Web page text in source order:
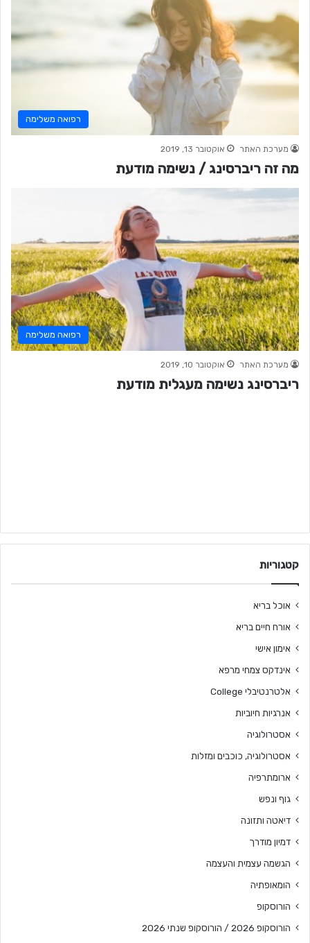
רפואה משלימה
מערכת האתר אוקטובר 13, 2019
מה זה ריברסינג / נשימה מודעת
רפואה משלימה
מערכת האתר אוקטובר 10, 2019
ריברסינג נשימה מעגלית מודעת
קטגוריות
אוכל בריא
אורח חיים בריא
אימון אישי
אינדקס צמחי מרפא
אלטרנטיבלי College
אנרגיות חיוביות
אסטרולוגיה
אסטרולוגיה, כוכבים ומזלות
ארומתרפיה
גוף ונפש
דיאטה ותזונה
דמיון מודרך
הגשמה עצמית והעצמה
הומאופתיה
הורוסקופ
הורוסקופ 2026 / הורוסקופ שנתי 2026